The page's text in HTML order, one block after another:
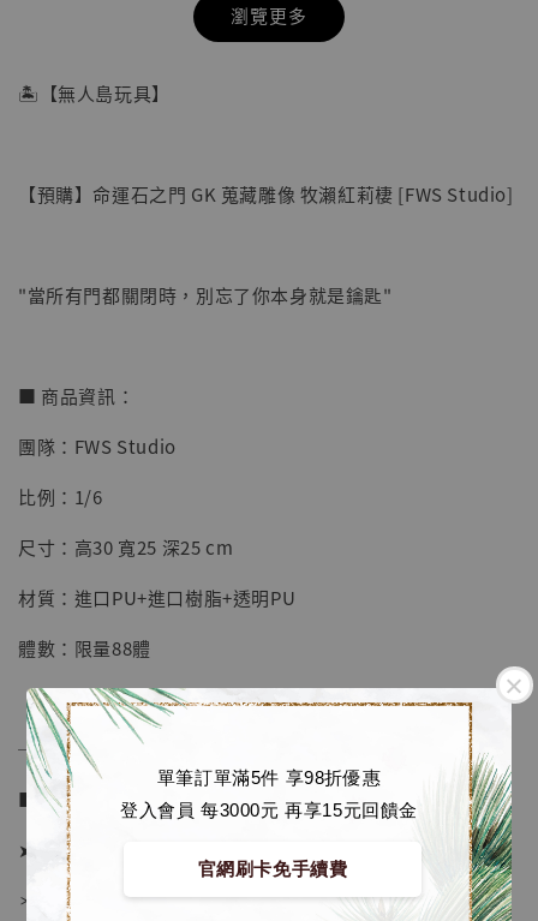
單筆訂單滿5件 享98折優惠
登入會員 每3000元 再享15元回饋金
官網刷卡免手續費
【店內現貨】七龍珠 系列蒐藏雕像 悟空 鳥山
NT$ 4,280
NT$ 5,580
瀏覽更多
🏝【無人島玩具】
【預購】命運石之門 GK 蒐藏雕像 牧瀨紅莉棲 [FWS Studio]
"當所有門都關閉時，別忘了你本身就是鑰匙"
■ 商品資訊：
團隊：FWS Studio
比例：1/6
尺寸：高30 寬25 深25 cm
材質：進口PU+進口樹脂+透明PU
體數：限量88體
──────────────
■ 販售資訊 (NT$)：
➤ 價格 9280元 (訂金3880)
＊ 國際運費另計